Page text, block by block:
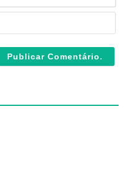
*a
l